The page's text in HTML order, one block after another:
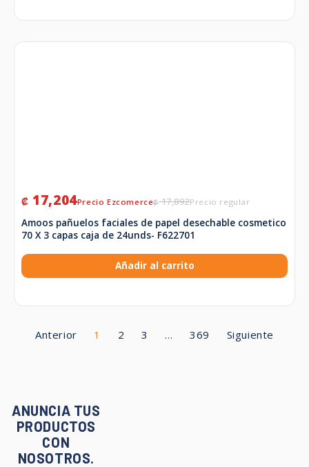
₡17,892
₡ 17,204
Amoos pañuelos faciales de papel desechable cosmetico
70 X 3 capas caja de 24unds- F622701
Añadir al carrito
Anterior 1 2 3 … 369 Siguiente
ANUNCIA TUS
PRODUCTOS
CON
NOSOTROS.